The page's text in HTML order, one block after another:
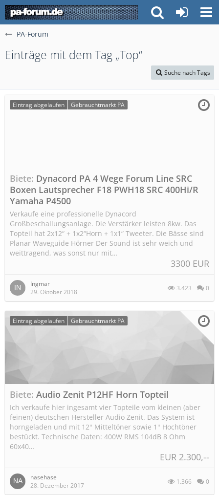
PA-Forum
Einträge mit dem Tag „Top“
Suche nach Tags
Eintrag abgelaufen Gebrauchtmarkt PA
Biete Dynacord PA 4 Wege Forum Line SRC
Boxen Lautsprecher F18 PWH18 SRC 400Hi/R
Yamaha P4500
Verkaufe eine professionelle Dynacord
Großbeschallungsanlage. Die Verstärker leisten 8kw. Das
Topteil hat 2x12“ + 1x2“Horn + 1x1“ Tweeter. Die Bässe sind
Planar Waveguide Hörner Der Sound ist sehr weich und
weittragend, was sonst nur mit…
3300 EUR
Ingmar
29. Oktober 2018
3.423 0
Eintrag abgelaufen Gebrauchtmarkt PA
Biete Audio Zenit P12HF Horn Topteil
Ich verkaufe hier ingesamt vier Topteile vom kleinen (aber
feinen) deutschen Hersteller Audio Zenit. Das System ist
horngeladen und mit 12" Mitteltöner sowie 1" Hochtöner
bestückt. Technische Daten: 400W RMS 104dB 8 Ohm
60x40…
EUR 2.300,--
nasehase
28. Dezember 2017
1.366 0